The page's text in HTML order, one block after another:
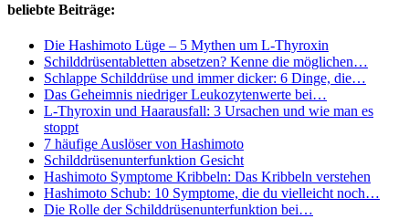
solltest
beliebte Beiträge:
Die Hashimoto Lüge – 5 Mythen um L-Thyroxin
Schilddrüsentabletten absetzen? Kenne die möglichen…
Schlappe Schilddrüse und immer dicker: 6 Dinge, die…
Das Geheimnis niedriger Leukozytenwerte bei…
L-Thyroxin und Haarausfall: 3 Ursachen und wie man es
stoppt
7 häufige Auslöser von Hashimoto
Schilddrüsenunterfunktion Gesicht
Hashimoto Symptome Kribbeln: Das Kribbeln verstehen
Hashimoto Schub: 10 Symptome, die du vielleicht noch…
Die Rolle der Schilddrüsenunterfunktion bei…